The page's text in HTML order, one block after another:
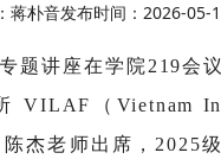
蒋朴音发布时间：2026-05-
题讲座在学院219会
VILAF（Vietnam
杰老师出席，2025